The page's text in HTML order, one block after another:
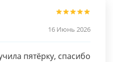
16 Июнь 2026
пятёрку, спасибо